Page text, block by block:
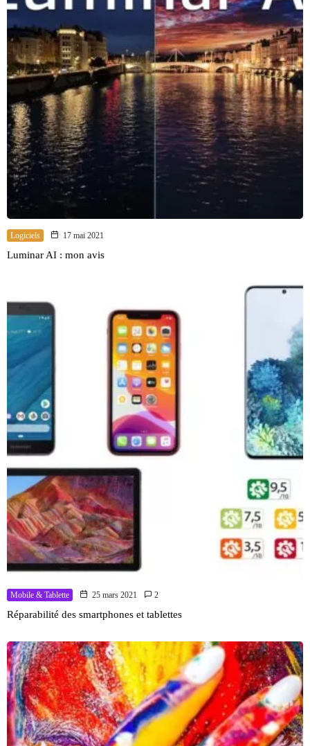
Logiciels 17 mai 2021
Luminar AI : mon avis
Mobile & Tablette 25 mars 2021 2
Réparabilité des smartphones et tablettes